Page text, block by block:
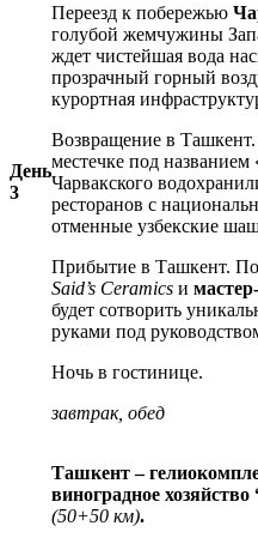
День
3
Переезд к побережью
голубой жемчужины
ждет чистейшая вода
прозрачный горный
курортная
Возвращение в
местечке под
Чарвакского
ресторанов с
отменные узбекские
Прибытие в Ташкент.
Said’s Ceramics и
будет сотворить
руками под
Ночь в гостинице.
завтрак, обед
Ташкент –
виноградное
(50+50 км).